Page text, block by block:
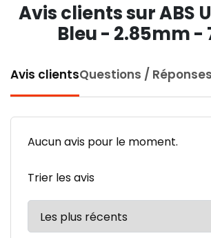
Avis clients sur ABS
Bleu - 2.85mm -
Avis clientsQuestions /
Aucun avis pour le moment.
Trier les avis